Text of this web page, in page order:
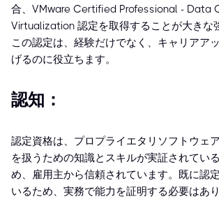
合、VMware Certified Professional - Data
Virtualization 認定を取得することが大きな
この認定は、経験だけでなく、キャリアア
げるのに役立ちます。
認知：
認定資格は、プロプライエタリソフトウェ
を扱うための知識とスキルが実証されてい
め、雇用主から信頼されています。既に認
いるため、実務で能力を証明する必要はあ